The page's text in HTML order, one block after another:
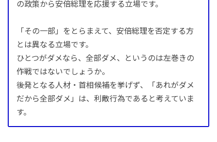
の政策から安倍総理を応援する立場です。
「その一部」をとらまえて、安倍総理を否定する方
とは異なる立場です。
ひとつがダメなら、全部ダメ、というのは左巻きの
作戦ではないでしょうか。
後発となる人材・首相候補を挙げず、「あれがダメ
だから全部ダメ」は、利敵行為であると考えていま
す。